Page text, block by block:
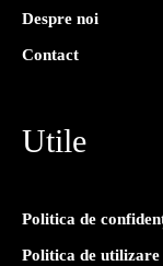
Despre noi
Contact
Utile
Politica de
Politica de